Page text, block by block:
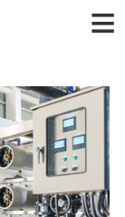
≡